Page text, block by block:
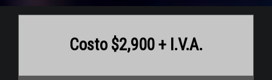
Costo $2,900 + I.V.A.